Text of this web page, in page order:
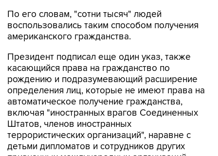
По его словам, "сотни тысяч" людей
воспользовались таким способом получения
американского гражданства.
Президент подписал еще один указ, также
касающийся права на гражданство по
рождению и подразумевающий расширение
определения лиц, которые не имеют права на
автоматическое получение гражданства,
включая "иностранных врагов Соединенных
Штатов, членов иностранных
террористических организаций", наравне с
детьми дипломатов и сотрудников других